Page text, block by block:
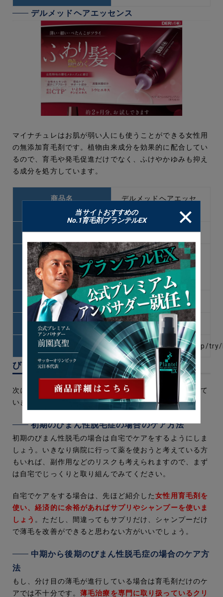
当サイトおすすめの
No.1育毛剤プランテルEX
デルメッドヘアエッセンス
マイナチュレはお肌が弱い人にも使うことができる女性用
の無添加育毛剤です。植物由来成分を効果的に配合してい
るので、育毛や発毛促進だけでなく、ふけやかゆみも抑え
る成分を処方しています。
商品名
デルメッドヘアエッセ
ンス
価格 通常価格4400円
主な成分
いよかんチンビエキ
ス・トウヒエキス・サ
リチル酸
育毛に有効な成分 CTP
容量/使用目安 120ml/朝晩2回
URL https://www.dermed.jp/
びまん性脱毛症の症状別のケア方法
次にびまん性脱毛症の症状別のケア方法について紹介して
いきます。
初期のびまん性脱毛症の場合のケア方法
初期のびまん性脱毛の場合は自宅でケアをするようにしま
しょう。いきなり病院に行って薬を使おうと考えている方
もいれば、副作用などのリスクも考えられますので、まず
は自宅でじっくりと取り組んでみてください。
自宅でケアをする場合は、先ほど紹介した女性用育毛剤を
使い、経済的に余裕があればサプリやシャンプーを使いま
しょう 。ただし、間違ってもサプリだけ、シャンプーだけ
で薄毛を改善ができると思わない方がいいでしょう。
中期から後期のびまん性脱毛症の場合のケア方
法
もし、分け目の薄毛が進行している場合は育毛剤だけのケ
アでは不十分です。薄毛治療を専門に取り扱っているクリ